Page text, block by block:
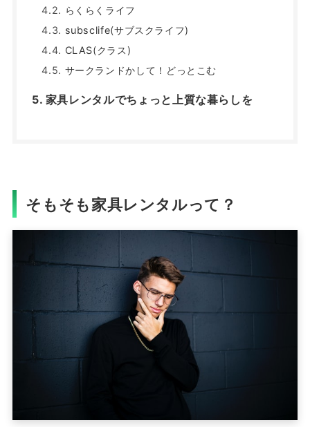
らくらくライフ
subsclife(サブスクライフ)
CLAS(クラス)
サークランドかして！どっとこむ
家具レンタルでちょっと上質な暮らしを
そもそも家具レンタルって？